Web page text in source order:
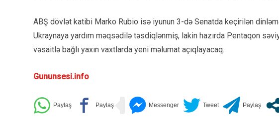
ABŞ dövlət katibi Marko Rubio isə iyunun 3-də Senatda keçirilən
Ukraynaya yardım məqsədilə təsdiqlənmiş, lakin hazırda Pentaqon
vəsaitlə bağlı yaxın vaxtlarda yeni məlumat açıqlayacaq.
Gununsesi.info